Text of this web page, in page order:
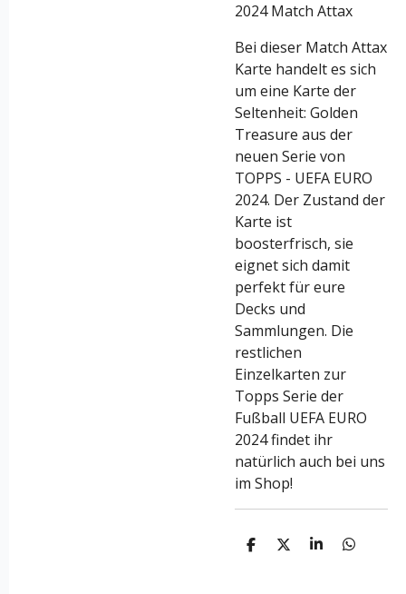
2024 Match Attax
Bei dieser Match Attax
Karte handelt es sich
um eine Karte der
Seltenheit: Golden
Treasure aus der
neuen Serie von
TOPPS - UEFA EURO
2024. Der Zustand der
Karte ist
boosterfrisch, sie
eignet sich damit
perfekt für eure
Decks und
Sammlungen. Die
restlichen
Einzelkarten zur
Topps Serie der
Fußball UEFA EURO
2024 findet ihr
natürlich auch bei uns
im Shop!
T
T
T
T